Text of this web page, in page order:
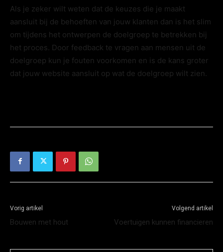
Als je zeker wilt weten dat de keuzes die je maakt
aansluit bij de behoeften van jouw klanten dan is het slim
om tijdens het ontwerpen de doelgroep te betrekken bij
het proces. Door feedback te vragen aan mensen uit de
doelgroep kun je fouten voorkomen en is de kans groter
dat jouw website aansluit op wat de doelgroep wilt zien.
Vorig artikel
Bouwen met hout
Volgend artikel
Voertuigen kunnen financieren